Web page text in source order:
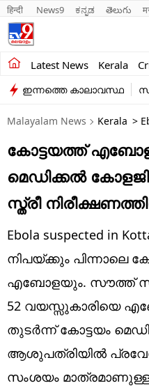
हिन्दी News9 ಕನ್ನಡ తెలుగు
Latest News Kerala
Kerala
India
Entertainment
Business
Education
Sports
Lifestyle
world
Technology
Religion
Web Story
ഇന്നത്തെ കാലാവസ്ഥ
Malayalam News Kerala >
കോട്ടയത്ത്
മെഡിക്കൽ
സ്ത്രീ
Ebola suspected in
നിപയ്ക്കും പിന്നാലെ
എബോളയും. സൗത്ത്
52 വയസ്സുകാരിയെ
തുടർന്ന് കോട്ടയം
ആശുപത്രിയിൽ
സംശയം